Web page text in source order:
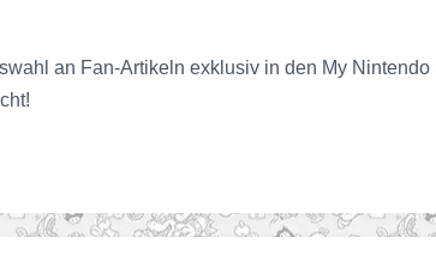
an Fan-Artikeln exklusiv in den My